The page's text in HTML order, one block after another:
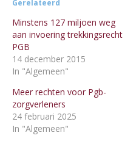
Gerelateerd
Minstens 127 miljoen weg
aan invoering trekkingsrecht
PGB
14 december 2015
In "Algemeen"
Meer rechten voor Pgb-
zorgverleners
24 februari 2025
In "Algemeen"